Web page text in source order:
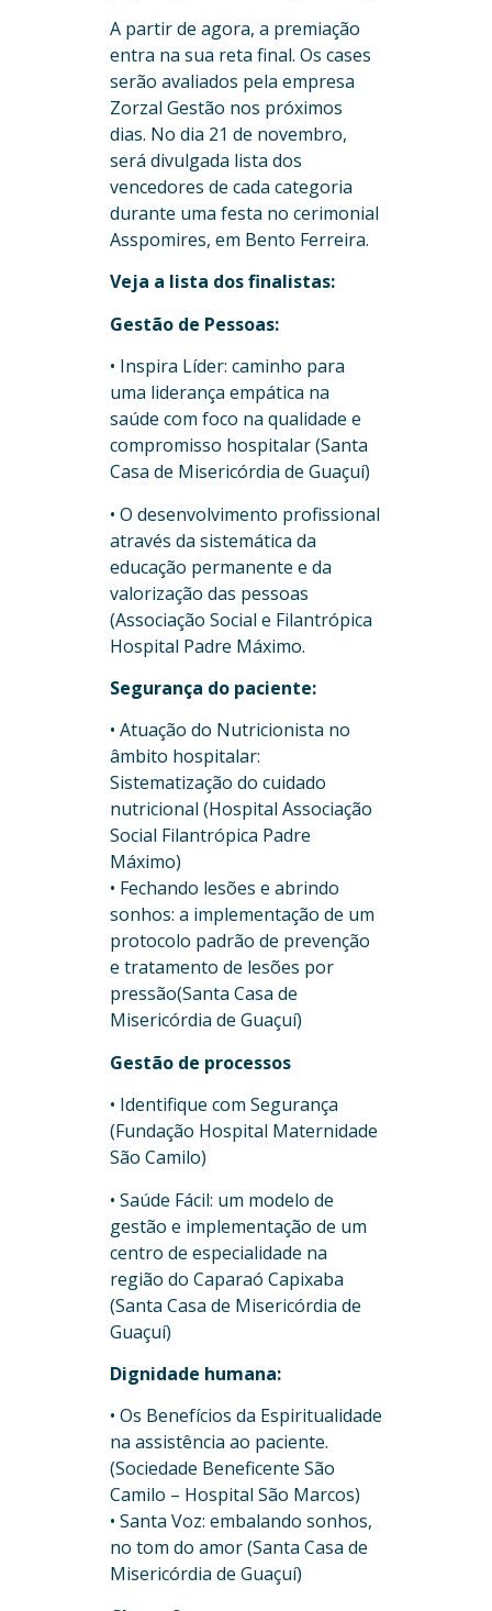
A partir de agora, a premiação
entra na sua reta final. Os cases
serão avaliados pela empresa
Zorzal Gestão nos próximos
dias. No dia 21 de novembro,
será divulgada lista dos
vencedores de cada categoria
durante uma festa no cerimonial
Asspomires, em Bento Ferreira.
Veja a lista dos finalistas:
Gestão de Pessoas:
• Inspira Líder: caminho para
uma liderança empática na
saúde com foco na qualidade e
compromisso hospitalar (Santa
Casa de Misericórdia de Guaçuí)
• O desenvolvimento profissional
através da sistemática da
educação permanente e da
valorização das pessoas
(Associação Social e Filantrópica
Hospital Padre Máximo.
Segurança do paciente:
• Atuação do Nutricionista no
âmbito hospitalar:
Sistematização do cuidado
nutricional (Hospital Associação
Social Filantrópica Padre
Máximo)
• Fechando lesões e abrindo
sonhos: a implementação de um
protocolo padrão de prevenção
e tratamento de lesões por
pressão(Santa Casa de
Misericórdia de Guaçuí)
Gestão de processos
• Identifique com Segurança
(Fundação Hospital Maternidade
São Camilo)
• Saúde Fácil: um modelo de
gestão e implementação de um
centro de especialidade na
região do Caparaó Capixaba
(Santa Casa de Misericórdia de
Guaçuí)
Dignidade humana:
• Os Benefícios da Espiritualidade
na assistência ao paciente.
(Sociedade Beneficente São
Camilo – Hospital São Marcos)
• Santa Voz: embalando sonhos,
no tom do amor (Santa Casa de
Misericórdia de Guaçuí)